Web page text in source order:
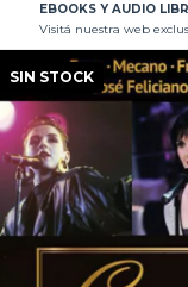
EBOOKS Y AUDIO
Visitá nuestra web
SIN STOCK